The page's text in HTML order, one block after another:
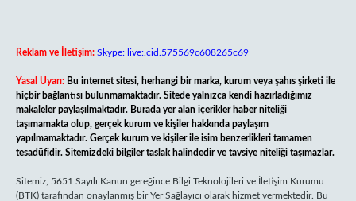
Reklam ve İletişim: Skype: live:.cid.575569c608265c69
Yasal Uyarı: Bu internet sitesi, herhangi bir marka, kurum veya şahıs şirketi ile
hiçbir bağlantısı bulunmamaktadır. Sitede yalnızca kendi hazırladığımız
makaleler paylaşılmaktadır. Burada yer alan içerikler haber niteliği
taşımamakta olup, gerçek kurum ve kişiler hakkında paylaşım
yapılmamaktadır. Gerçek kurum ve kişiler ile isim benzerlikleri tamamen
tesadüfidir. Sitemizdeki bilgiler taslak halindedir ve tavsiye niteliği taşımazlar.
Sitemiz, 5651 Sayılı Kanun gereğince Bilgi Teknolojileri ve İletişim Kurumu
(BTK) tarafından onaylanmış bir Yer Sağlayıcı olarak hizmet vermektedir. Bu